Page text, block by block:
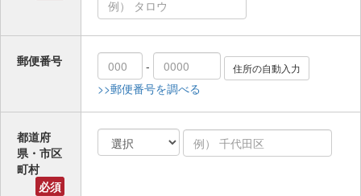
郵便番号
-
>>郵便番号を調べる
都道府
県・市区
町村
必須